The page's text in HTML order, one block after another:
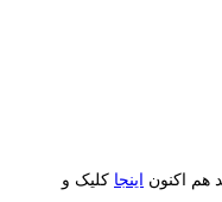
هم اکنون اینجا کلیک و